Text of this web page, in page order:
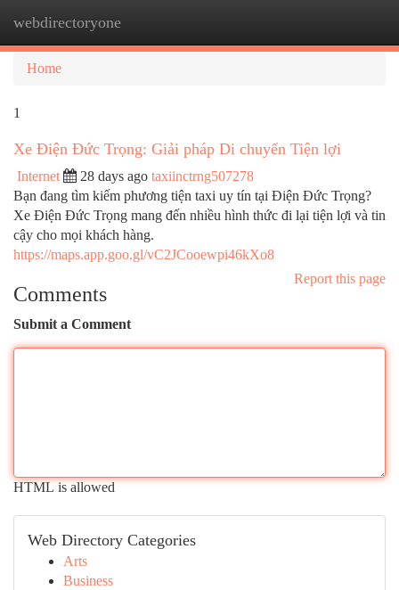
webdirectoryone
Home
1
Xe Điện Đức Trọng: Giải pháp Di chuyển Tiện lợi
Internet 28 days ago taxiinctrng507278
Bạn đang tìm kiếm phương tiện taxi uy tín tại Điện Đức Trọng?
Xe Điện Đức Trọng mang đến nhiều hình thức đi lại tiện lợi và tin
cậy cho mọi khách hàng.
https://maps.app.goo.gl/vC2JCooewpi46kXo8
Report this page
Comments
Submit a Comment
HTML is allowed
Web Directory Categories
Arts
Business